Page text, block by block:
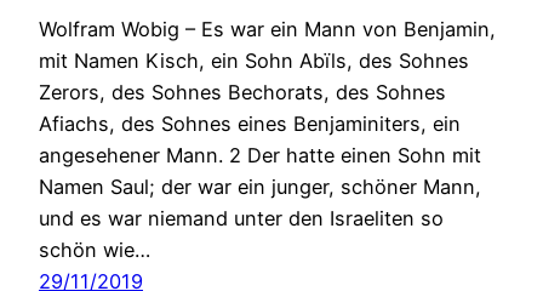
Wolfram Wobig – Es war ein Mann von Benjamin,
mit Namen Kisch, ein Sohn Abïls, des Sohnes
Zerors, des Sohnes Bechorats, des Sohnes
Afiachs, des Sohnes eines Benjaminiters, ein
angesehener Mann. 2 Der hatte einen Sohn mit
Namen Saul; der war ein junger, schöner Mann,
und es war niemand unter den Israeliten so
schön wie…
29/11/2019